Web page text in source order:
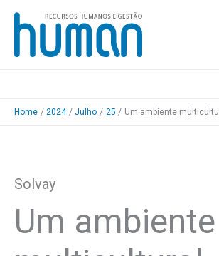
Skip
content
Home 2024 Julho 25 Um ambiente
Solvay
Um ambiente